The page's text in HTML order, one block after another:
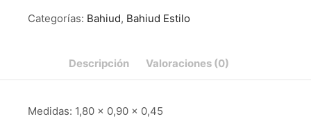
Categorías: Bahiud, Bahiud Estilo
Descripción Valoraciones (0)
Medidas: 1,80 x 0,90 x 0,45